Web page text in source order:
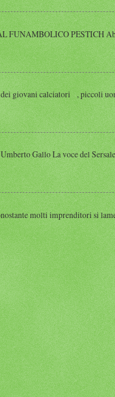
PESTICH
giovani calciatori , piccoli
Gallo La voce del
molti imprenditori si